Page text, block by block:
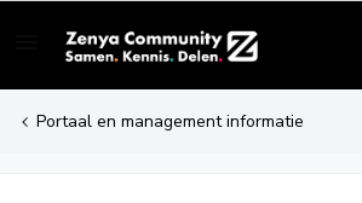
Portaal en management informatie